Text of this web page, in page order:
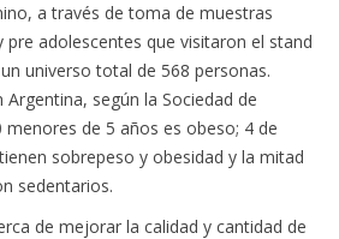
a través de toma de muestras
adolescentes que visitaron el stand
universo total de 568 personas.
según la Sociedad de
menores de 5 años es obeso; 4 de
sobrepeso y obesidad y la mitad
sedentarios.
de mejorar la calidad y cantidad de